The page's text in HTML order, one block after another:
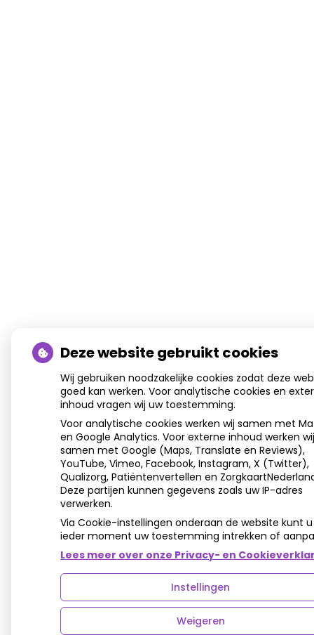
Deze website gebruikt cookies
Wij gebruiken noodzakelijke cookies zodat deze
goed kan werken. Voor analytische cookies en
inhoud vragen wij uw toestemming.
Voor analytische cookies werken wij samen met
en Google Analytics. Voor externe inhoud werken wij
samen met Google (Maps, Translate en Reviews),
YouTube, Vimeo, Facebook, Instagram, X (Twitter),
Qualizorg, Patiëntenvertellen en
Deze partijen kunnen gegevens zoals uw IP-adres
verwerken.
Via Cookie-instellingen onderaan de website kunt
ieder moment uw toestemming intrekken of
Lees meer over onze Privacy- en
Instellingen
Weigeren